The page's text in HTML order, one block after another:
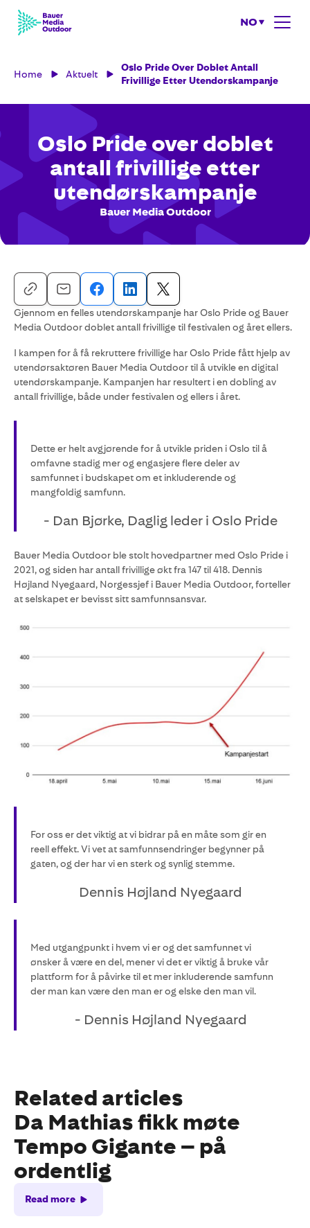
NO
Home Aktuelt
Oslo Pride Over Doblet Antall
Frivillige Etter Utendorskampanje
Oslo Pride over doblet
antall frivillige etter
utendørskampanje
Bauer Media Outdoor
Gjennom en felles utendørskampanje har Oslo Pride og Bauer
Media Outdoor doblet antall frivillige til festivalen og året ellers.
I kampen for å få rekruttere frivillige har Oslo Pride fått hjelp av
utendørsaktøren Bauer Media Outdoor til å utvikle en digital
utendørskampanje. Kampanjen har resultert i en dobling av
antall frivillige, både under festivalen og ellers i året.
Dette er helt avgjørende for å utvikle priden i Oslo til å
omfavne stadig mer og engasjere flere deler av
samfunnet i budskapet om et inkluderende og
mangfoldig samfunn.
- Dan Bjørke, Daglig leder i Oslo Pride
Bauer Media Outdoor ble stolt hovedpartner med Oslo Pride i
2021, og siden har antall frivillige økt fra 147 til 418. Dennis
Højland Nyegaard, Norgessjef i Bauer Media Outdoor, forteller
at selskapet er bevisst sitt samfunnsansvar.
For oss er det viktig at vi bidrar på en måte som gir en
reell effekt. Vi vet at samfunnsendringer begynner på
gaten, og der har vi en sterk og synlig stemme.
Dennis Højland Nyegaard
Med utgangpunkt i hvem vi er og det samfunnet vi
ønsker å være en del, mener vi det er viktig å bruke vår
plattform for å påvirke til et mer inkluderende samfunn
der man kan være den man er og elske den man vil.
- Dennis Højland Nyegaard
Related articles
Da Mathias fikk møte
Tempo Gigante – på
ordentlig
Read more